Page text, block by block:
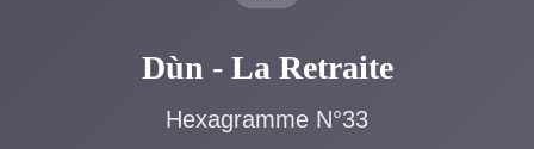
Dùn - La Retraite
Hexagramme N°33